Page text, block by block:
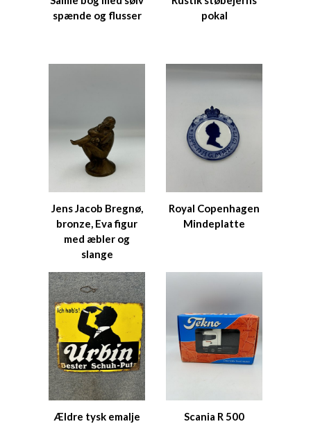
spænde og flusser
pokal
Jens Jacob Bregnø,
bronze, Eva figur
med æbler og
slange
Royal Copenhagen
Mindeplatte
Ældre tysk emalje
Scania R 500